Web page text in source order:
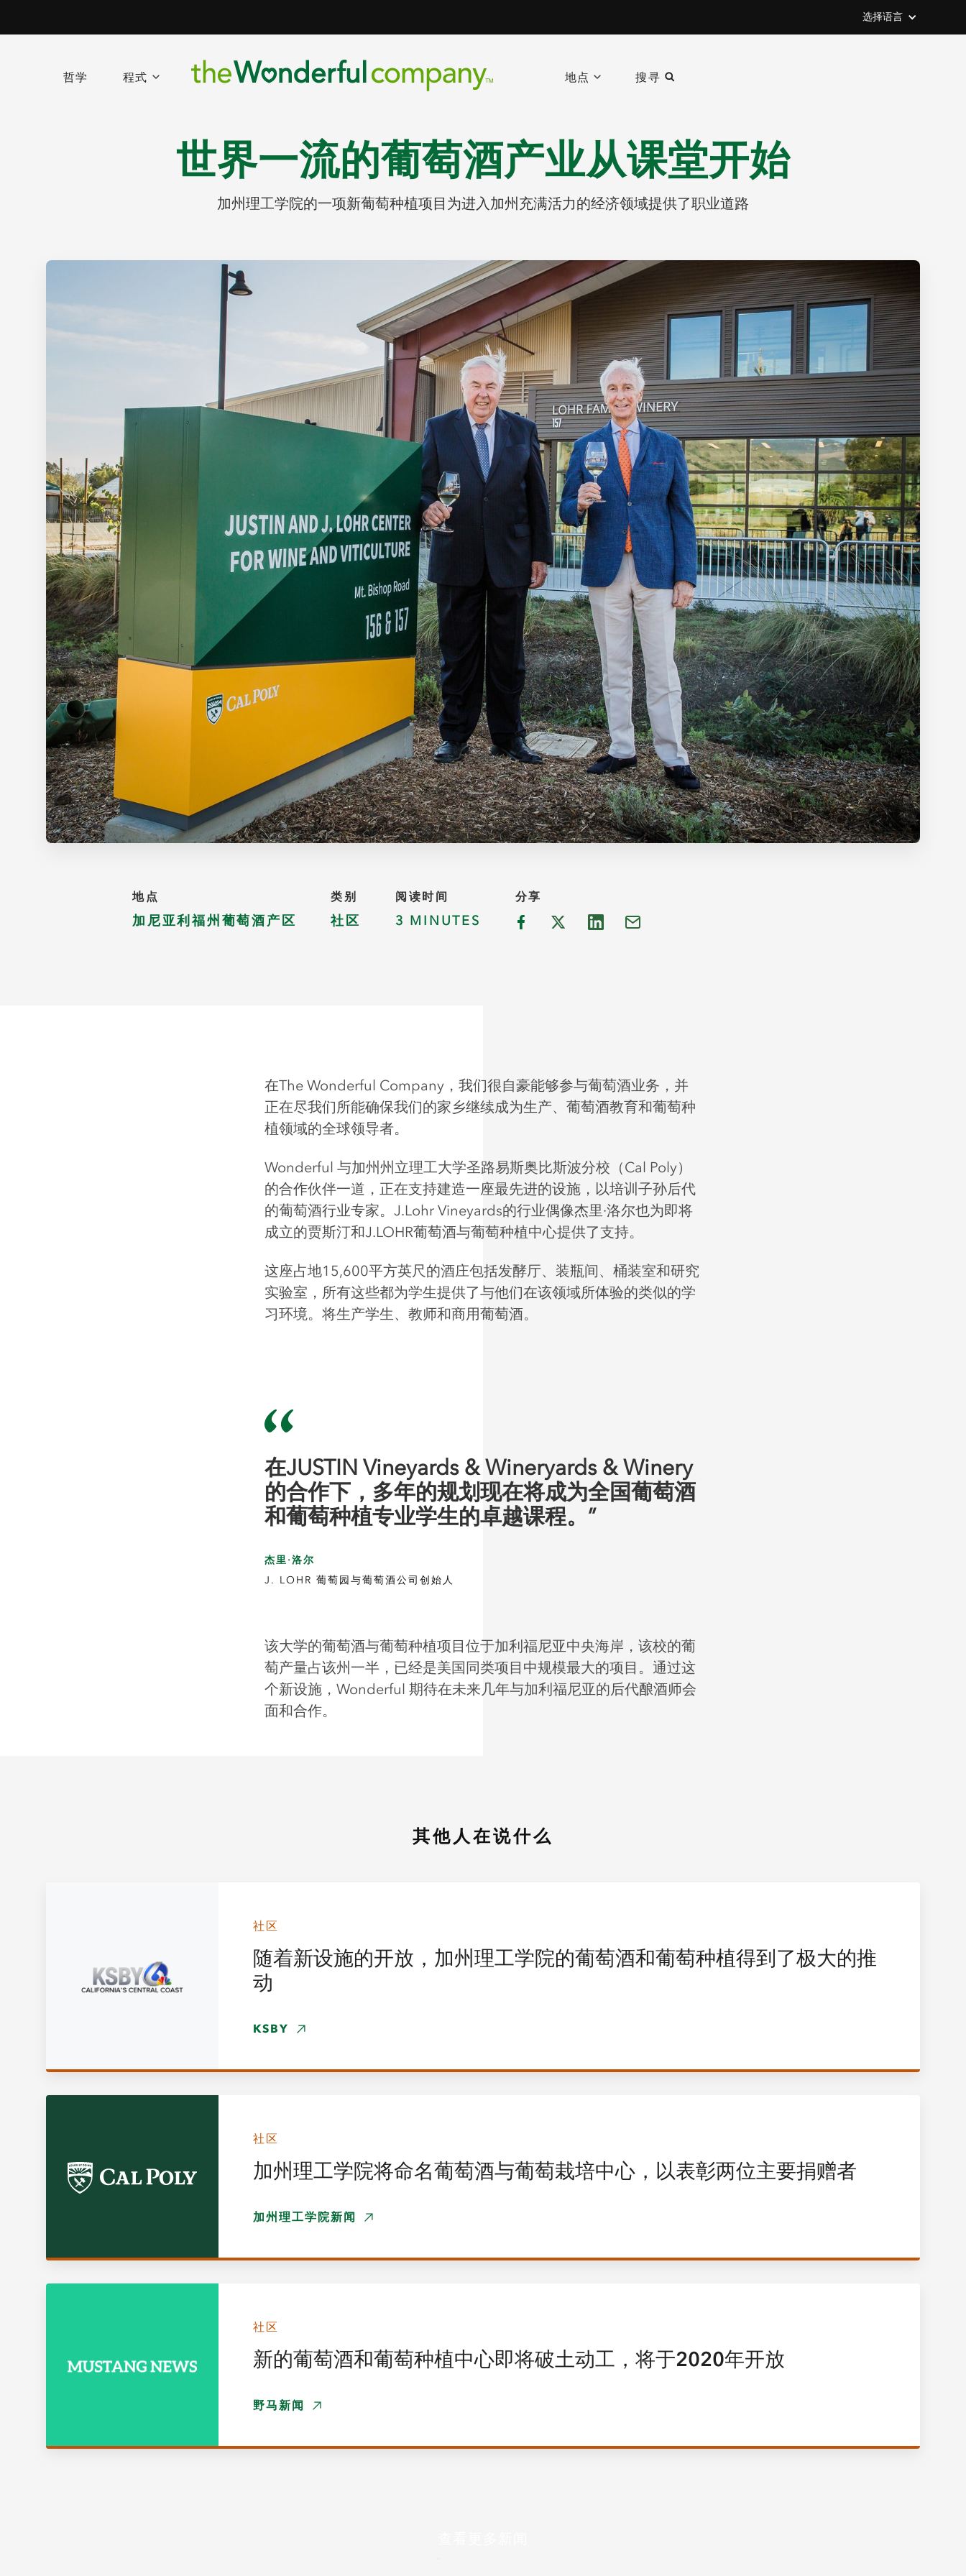
选择语言
哲学 程式 地点 搜寻
世界一流的葡萄酒产业从课堂开始
加州理工学院的一项新葡萄种植项目为进入加州充满活力的经济领域提供了职业道路
地点
加尼亚利福州葡萄酒产区
类别
社区
阅读时间
3 MINUTES
分享
在The Wonderful Company，我们很自豪能够参与葡萄酒业务，并
正在尽我们所能确保我们的家乡继续成为生产、葡萄酒教育和葡萄种
植领域的全球领导者。
Wonderful 与加州州立理工大学圣路易斯奥比斯波分校（Cal Poly）
的合作伙伴一道，正在支持建造一座最先进的设施，以培训子孙后代
的葡萄酒行业专家。J.Lohr Vineyards的行业偶像杰里·洛尔也为即将
成立的贾斯汀和J.LOHR葡萄酒与葡萄种植中心提供了支持。
这座占地15,600平方英尺的酒庄包括发酵厅、装瓶间、桶装室和研究
实验室，所有这些都为学生提供了与他们在该领域所体验的类似的学
习环境。将生产学生、教师和商用葡萄酒。
在JUSTIN Vineyards & Wineryards & Winery
的合作下，多年的规划现在将成为全国葡萄酒
和葡萄种植专业学生的卓越课程。”
杰里·洛尔
J. LOHR 葡萄园与葡萄酒公司创始人
该大学的葡萄酒与葡萄种植项目位于加利福尼亚中央海岸，该校的葡
萄产量占该州一半，已经是美国同类项目中规模最大的项目。通过这
个新设施，Wonderful 期待在未来几年与加利福尼亚的后代酿酒师会
面和合作。
其他人在说什么
社区
随着新设施的开放，加州理工学院的葡萄酒和葡萄种植得到了极大的推
动
KSBY
社区
加州理工学院将命名葡萄酒与葡萄栽培中心，以表彰两位主要捐赠者
加州理工学院新闻
社区
新的葡萄酒和葡萄种植中心即将破土动工，将于2020年开放
野马新闻